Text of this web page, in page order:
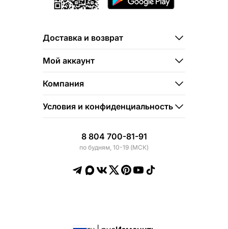
Доставка и возврат
Мой аккаунт
Компания
Условия и конфиденциальность
8 804 700-81-91
по будням, 10-19 (МСК)